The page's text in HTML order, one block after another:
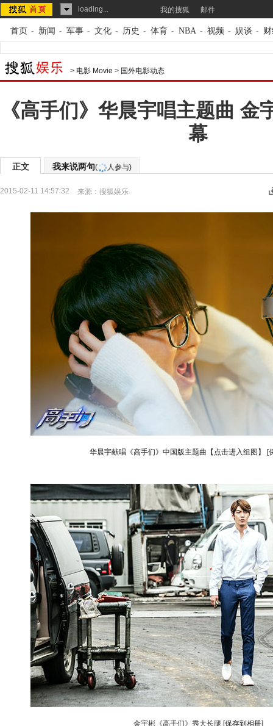
loading... 我的搜狐 邮件
首页 - 新闻 - 军事 - 文化 - 历史 - 体育 - NBA - 视频 - 娱谈 -
> 电影 Movie > 国外电影动态
《高手们》华晨宇唱主题曲 金
幕
正文 我来说两句( 人参与)
2015-02-11 14:57:32 来源： 搜狐娱乐
华晨宇献唱《高手们》中国版主题曲【点击进入组图】 [
金宇彬《高手们》秀大长腿 [保存到相册]